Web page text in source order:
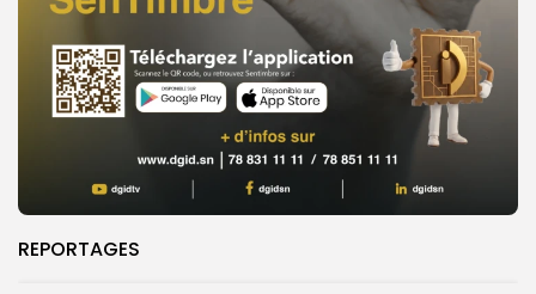
REPORTAGES